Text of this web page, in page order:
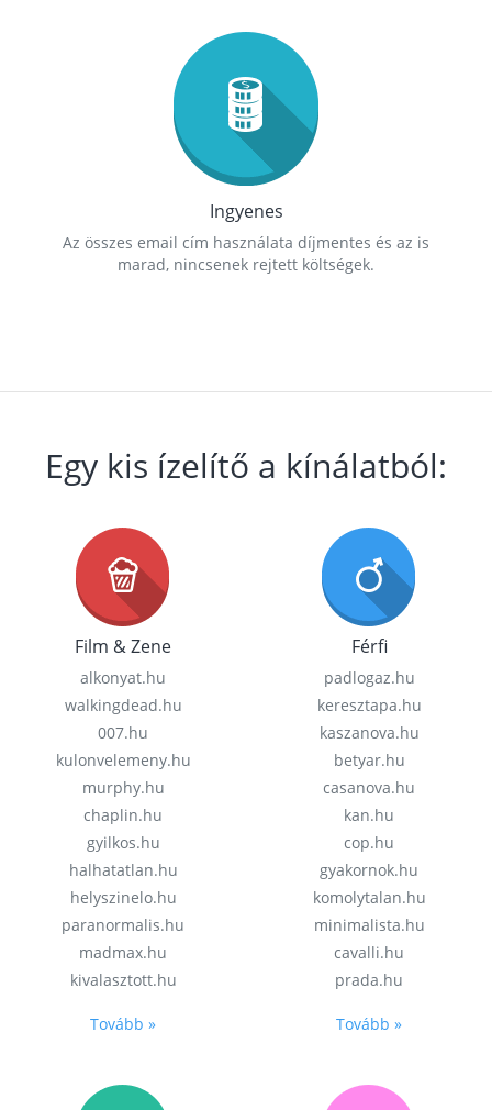
Ingyenes
Az összes email cím használata díjmentes és az is
marad, nincsenek rejtett költségek.
Egy kis ízelítő a kínálatból:
Film & Zene
alkonyat.hu
walkingdead.hu
007.hu
kulonvelemeny.hu
murphy.hu
chaplin.hu
gyilkos.hu
halhatatlan.hu
helyszinelo.hu
paranormalis.hu
madmax.hu
kivalasztott.hu
Tovább »
Férfi
padlogaz.hu
keresztapa.hu
kaszanova.hu
betyar.hu
casanova.hu
kan.hu
cop.hu
gyakornok.hu
komolytalan.hu
minimalista.hu
cavalli.hu
prada.hu
Tovább »